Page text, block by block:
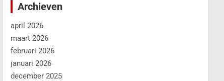
Archieven
april 2026
maart 2026
februari 2026
januari 2026
december 2025